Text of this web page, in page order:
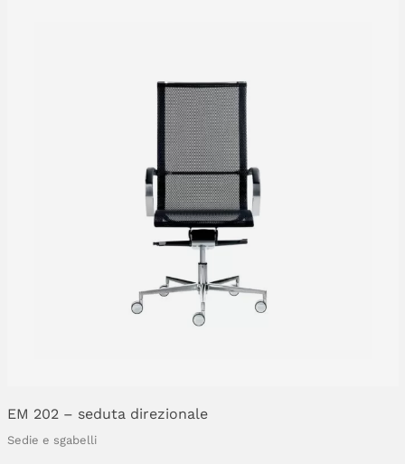
EM 202 – seduta direzionale
Sedie e sgabelli